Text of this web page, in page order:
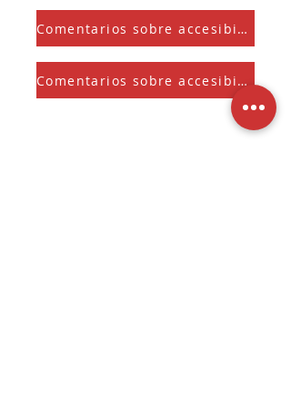
Comentarios sobre accesibilidad
Comentarios sobre accesibilidad
Suscríbete a nuestra Newsletter